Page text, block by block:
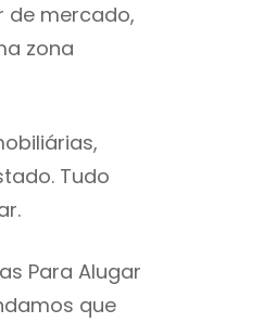
de mercado,
zona
Tudo
Para Alugar
que